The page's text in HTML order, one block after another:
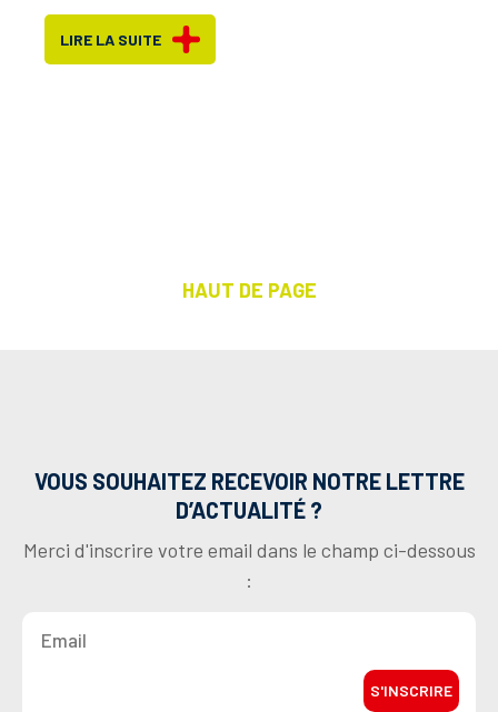
LIRE LA SUITE
HAUT DE PAGE
VOUS SOUHAITEZ RECEVOIR NOTRE LETTRE
D’ACTUALITÉ ?
Merci d'inscrire votre email dans le champ ci-dessous
:
S'INSCRIRE